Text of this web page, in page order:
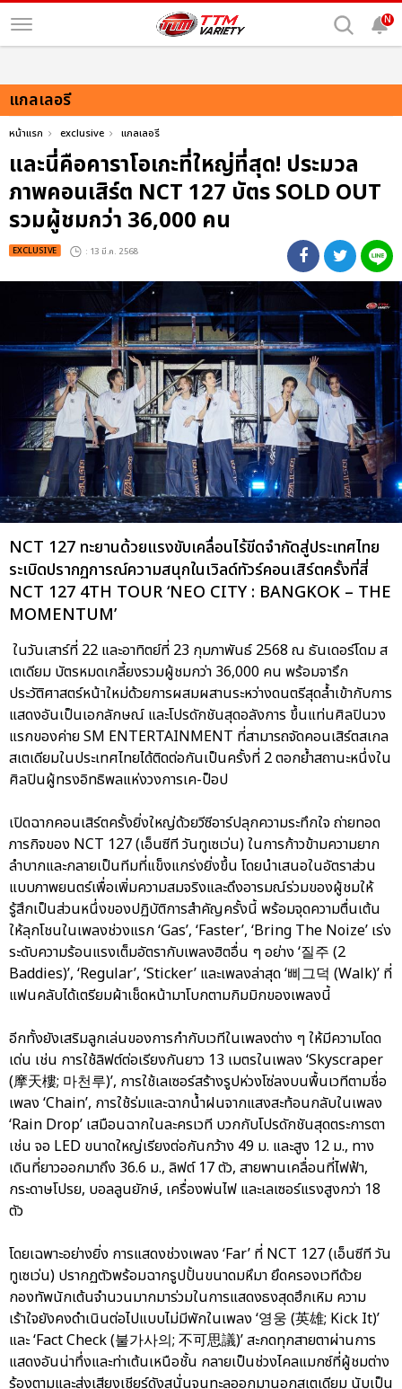
N
แกลเลอรี
หน้าแรก exclusive แกลเลอรี
และนี่คือคาราโอเกะที่ใหญ่ที่สุด! ประมวล
ภาพคอนเสิร์ต NCT 127 บัตร SOLD OUT
รวมผู้ชมกว่า 36,000 คน
EXCLUSIVE : 13 มี.ค. 2568
NCT 127 ทะยานด้วยแรงขับเคลื่อนไร้ขีดจำกัดสู่ประเทศไทย
ระเบิดปรากฏการณ์ความสนุกในเวิลด์ทัวร์คอนเสิร์ตครั้งที่สี่
NCT 127 4TH TOUR ‘NEO CITY : BANGKOK – THE
MOMENTUM’
ในวันเสาร์ที่ 22 และอาทิตย์ที่ 23 กุมภาพันธ์ 2568 ณ ธันเดอร์โดม ส
เตเดียม บัตรหมดเกลี้ยงรวมผู้ชมกว่า 36,000 คน พร้อมจารึก
ประวัติศาสตร์หน้าใหม่ด้วยการผสมผสานระหว่างดนตรีสุดล้ำเข้ากับการ
แสดงอันเป็นเอกลักษณ์ และโปรดักชันสุดอลังการ ขึ้นแท่นศิลปินวง
แรกของค่าย SM ENTERTAINMENT ที่สามารถจัดคอนเสิร์ตสเกล
สเตเดียมในประเทศไทยได้ติดต่อกันเป็นครั้งที่ 2 ตอกย้ำสถานะหนึ่งใน
ศิลปินผู้ทรงอิทธิพลแห่งวงการเค-ป็อป
เปิดฉากคอนเสิร์ตครั้งยิ่งใหญ่ด้วยวีซีอาร์ปลุกความระทึกใจ ถ่ายทอด
ภารกิจของ NCT 127 (เอ็นซีที วันทูเซเว่น) ในการก้าวข้ามความยาก
ลำบากและกลายเป็นทีมที่แข็งแกร่งยิ่งขึ้น โดยนำเสนอในอัตราส่วน
แบบภาพยนตร์เพื่อเพิ่มความสมจริงและดึงอารมณ์ร่วมของผู้ชมให้
รู้สึกเป็นส่วนหนึ่งของปฏิบัติการสำคัญครั้งนี้ พร้อมจุดความตื่นเต้น
ให้ลุกโชนในเพลงช่วงแรก ‘Gas’, ‘Faster’, ‘Bring The Noize’ เร่ง
ระดับความร้อนแรงเต็มอัตรากับเพลงฮิตอื่น ๆ อย่าง ‘질주 (2
Baddies)’, ‘Regular’, ‘Sticker’ และเพลงล่าสุด ‘삐그덕 (Walk)’ ที่
แฟนคลับได้เตรียมผ้าเช็ดหน้ามาโบกตามกิมมิกของเพลงนี้
อีกทั้งยังเสริมลูกเล่นของการกำกับเวทีในเพลงต่าง ๆ ให้มีความโดด
เด่น เช่น การใช้ลิฟต์ต่อเรียงกันยาว 13 เมตรในเพลง ‘Skyscraper
(摩天樓; 마천루)’, การใช้เลเซอร์สร้างรูปห่วงโซ่ลงบนพื้นเวทีตามชื่อ
เพลง ‘Chain’, การใช้ร่มและฉากน้ำฝนจากแสงสะท้อนกลับในเพลง
‘Rain Drop’ เสมือนฉากในละครเวที บวกกับโปรดักชันสุดตระการตา
เช่น จอ LED ขนาดใหญ่เรียงต่อกันกว้าง 49 ม. และสูง 12 ม., ทาง
เดินที่ยาวออกมาถึง 36.6 ม., ลิฟต์ 17 ตัว, สายพานเคลื่อนที่ไฟฟ้า,
กระดาษโปรย, บอลลูนยักษ์, เครื่องพ่นไฟ และเลเซอร์แรงสูงกว่า 18
ตัว
โดยเฉพาะอย่างยิ่ง การแสดงช่วงเพลง ‘Far’ ที่ NCT 127 (เอ็นซีที วัน
ทูเซเว่น) ปรากฏตัวพร้อมฉากรูปปั้นขนาดมหึมา ยึดครองเวทีด้วย
กองทัพนักเต้นจำนวนมากมาร่วมในการแสดงธงสุดฮึกเหิม ความ
เร้าใจยังคงดำเนินต่อไปแบบไม่มีพักในเพลง ‘영웅 (英雄; Kick It)’
และ ‘Fact Check (불가사의; 不可思議)’ สะกดทุกสายตาผ่านการ
แสดงอันน่าทึ่งและท่าเต้นเหนือชั้น กลายเป็นช่วงไคลแมกซ์ที่ผู้ชมต่าง
ร้องตามและส่งเสียงเชียร์ดังสนั่นจนทะลุออกมานอกสเตเดียม นับเป็น